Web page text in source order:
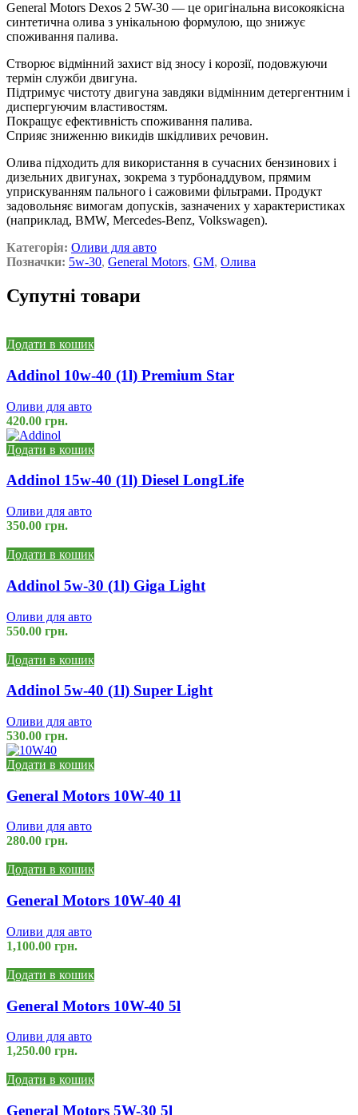
General Motors Dexos 2 5W-30 — це оригінальна високоякісна
синтетична олива з унікальною формулою, що знижує
споживання палива.
Створює відмінний захист від зносу і корозії, подовжуючи
термін служби двигуна.
Підтримує чистоту двигуна завдяки відмінним детергентним і
диспергуючим властивостям.
Покращує ефективність споживання палива.
Сприяє зниженню викидів шкідливих речовин.
Олива підходить для використання в сучасних бензинових і
дизельних двигунах, зокрема з турбонаддувом, прямим
уприскуванням пального і сажовими фільтрами. Продукт
задовольняє вимогам допусків, зазначених у характеристиках
(наприклад, BMW, Mercedes-Benz, Volkswagen).
Категорія: Оливи для авто
Позначки: 5w-30, General Motors, GM, Олива
Супутні товари
Додати в кошик
Addinol 10w-40 (1l) Premium Star
Оливи для авто
420.00 грн.
Додати в кошик
Addinol 15w-40 (1l) Diesel LongLife
Оливи для авто
350.00 грн.
Додати в кошик
Addinol 5w-30 (1l) Giga Light
Оливи для авто
550.00 грн.
Додати в кошик
Addinol 5w-40 (1l) Super Light
Оливи для авто
530.00 грн.
Додати в кошик
General Motors 10W-40 1l
Оливи для авто
280.00 грн.
Додати в кошик
General Motors 10W-40 4l
Оливи для авто
1,100.00 грн.
Додати в кошик
General Motors 10W-40 5l
Оливи для авто
1,250.00 грн.
Додати в кошик
General Motors 5W-30 5l